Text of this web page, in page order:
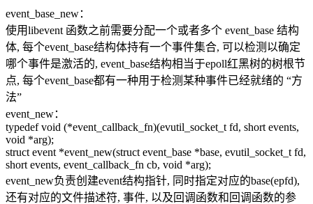
event_base_new：
使用libevent 函数之前需要分配一个或者多个 event_base 结构
体, 每个event_base结构体持有一个事件集合, 可以检测以确定
哪个事件是激活的, event_base结构相当于epoll红黑树的树根节
点, 每个event_base都有一种用于检测某种事件已经就绪的 “方
法”
event_new：
typedef void (*event_callback_fn)(evutil_socket_t fd, short events,
void *arg);
struct event *event_new(struct event_base *base, evutil_socket_t fd,
short events, event_callback_fn cb, void *arg);
event_new负责创建event结构指针, 同时指定对应的base(epfd),
还有对应的文件描述符, 事件, 以及回调函数和回调函数的参